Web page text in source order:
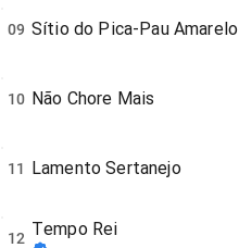
09 Sítio do Pica-Pau Amarelo
10 Não Chore Mais
11 Lamento Sertanejo
12 Tempo Rei